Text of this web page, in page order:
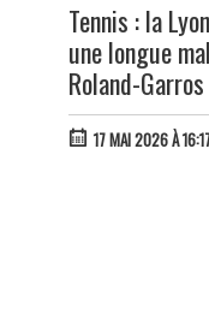
Tennis : la
une longue
Roland-Garros
17 MAI 2026 À